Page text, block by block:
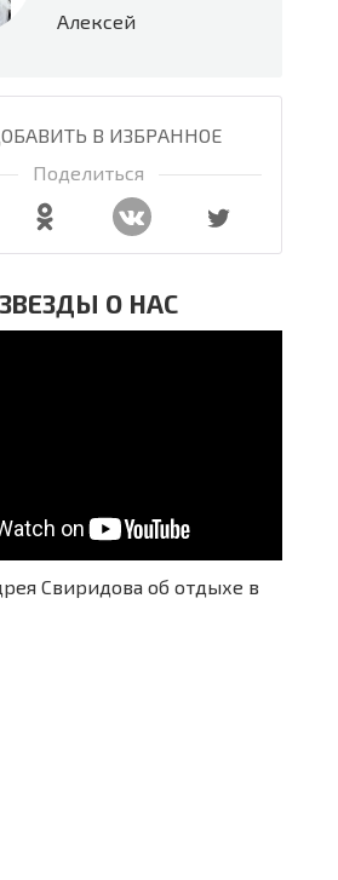
Алексей
В ИЗБРАННОЕ
Поделиться
ЗВЕЗДЫ О НАС
Свиридова об отдыхе в